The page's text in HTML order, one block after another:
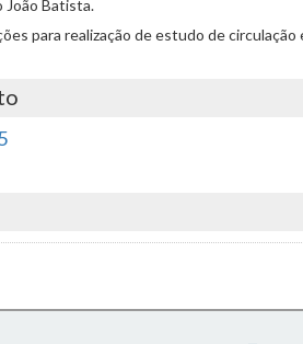
João Batista.
para realização de estudo de